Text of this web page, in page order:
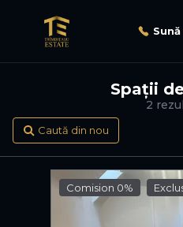
2
Spații
Caută din nou
Comision 0%